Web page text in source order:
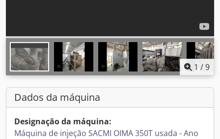
1 /9
Dados da máquina
Designação da máquina:
Máquina de injeção SACMI OIMA 350T usada - Ano